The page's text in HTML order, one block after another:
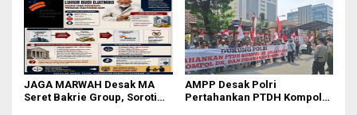
JAGA MARWAH Desak MA
Seret Bakrie Group, Soroti
AMPP Desak Polri
Pertahankan PTDH Kompol